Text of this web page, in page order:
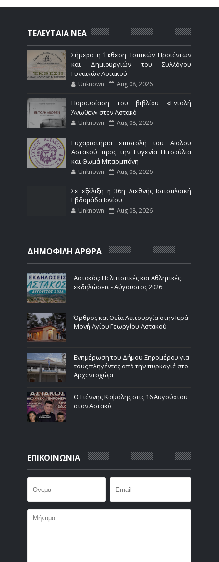
ΤΕΛΕΥΤΑΙΑ ΝΕΑ
Σήμερα η Έκθεση Τοπικών Προϊόντων
και Δημιουργιών του Συλλόγου
Γυναικών Αστακού
Unknown Aug 08, 2026
Παρουσίαση του βιβλίου «Εντολή
Άνωθεν» στον Αστακό
Unknown Aug 08, 2026
Ευχαριστήρια επιστολή του Αίολου
Αστακού προς την Ευγενία Πιτσούλια
και Θωμά Μπαρμπάνη
Unknown Aug 08, 2026
Σε εξέλιξη η 36η Διεθνής Ιστιοπλοϊκή
Εβδομάδα Ιονίου
Unknown Aug 08, 2026
ΔΗΜΟΦΙΛΗ ΑΡΘΡΑ
Αστακός: Πολιτιστικές και Αθλητικές
εκδηλώσεις - Αύγουστος 2026
Όρθρος και Θεία Λειτουργία στην Ιερά
Μονή Αγίου Γεωργίου Αστακού
Ενημέρωση του Δήμου Ξηρομέρου για
τους πληγέντες από την πυρκαγιά στο
Αρχοντοχώρι
Ο Γιάννης Καψάλης στις 16 Αυγούστου
στον Αστακό
ΕΠΙΚΟΙΝΩΝΙΑ